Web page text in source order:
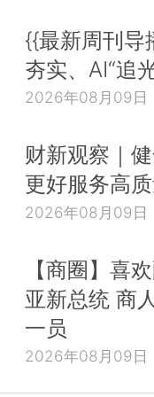
{{最新周刊导
夯实、AI“追
2026年08月09日
财新观察｜
更好服务高
2026年08月09日
【商圈】喜
亚新总统 商
一员
2026年08月09日